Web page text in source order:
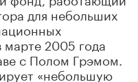
для небольших
2005 года
с Полом Грэмом.
«небольшую